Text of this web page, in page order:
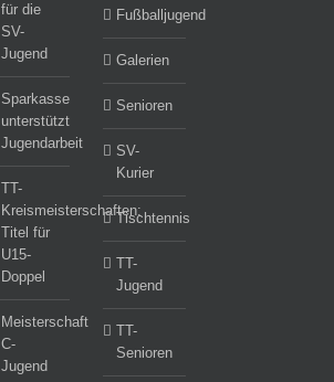
für die
SV-
Jugend
Sparkasse
unterstützt
Jugendarbeit
TT-
Kreismeisterschaften:
Titel für
U15-
Doppel
Meisterschaft
C-
Jugend
Fußballjugend
Galerien
Senioren
SV-
Kurier
Tischtennis
TT-
Jugend
TT-
Senioren